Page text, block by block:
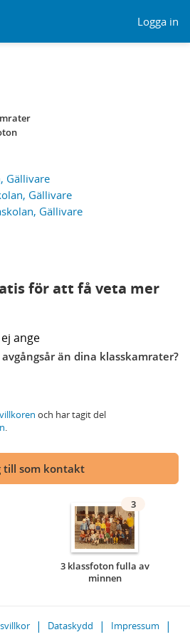
Logga in
Gällivare
Gällivare
Gällivare
för att få veta mer
ange
än dina klasskamrater?
och har tagit del
.
till som kontakt
3
3 klassfoton fulla av
minnen
Dataskydd
Impressum